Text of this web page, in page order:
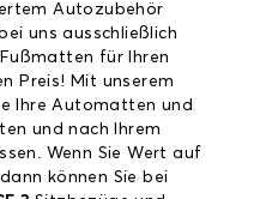
Autozubehör
uns ausschließlich
für Ihren
Preis! Mit unserem
Ihre Automatten und
und nach Ihrem
Wenn Sie Wert auf
können Sie bei